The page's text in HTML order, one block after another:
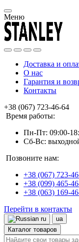
Меню
Доставка и
О нас
Гарантия и
Контакты
+38 (067) 723-46-64
Время работы:
Пн-Пт: 09:00-
Сб-Вс:
Позвоните нам:
+38 (067) 723-
+38 (099) 465-
+38 (063) 169-
Перейти в контакты
ru
ua
Каталог товаров